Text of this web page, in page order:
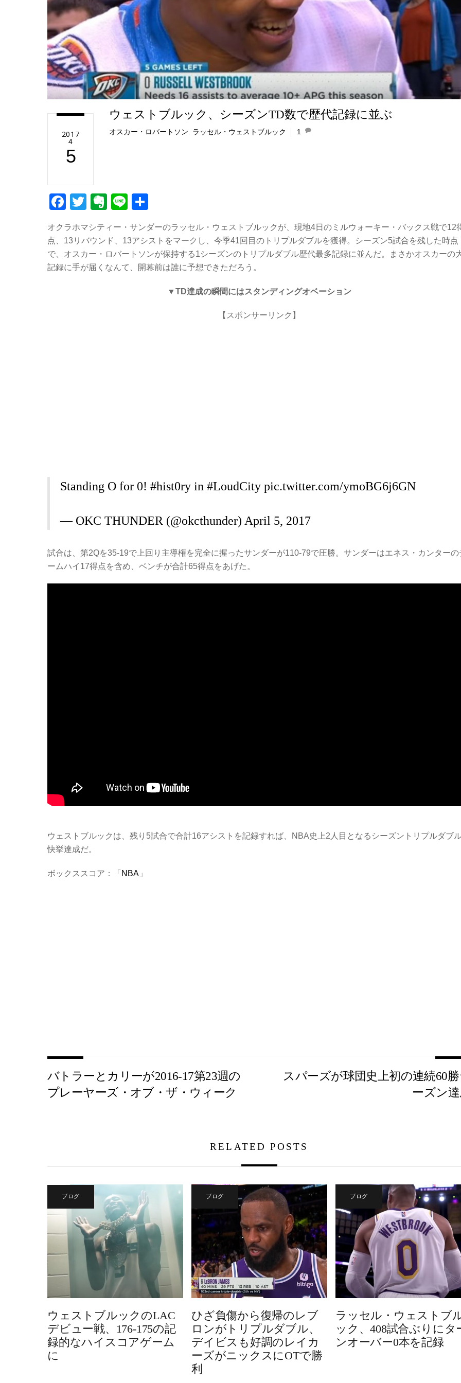
2017
4
5
ウェストブルック、シーズンTD数で歴代記録に並ぶ
オスカー・ロバートソン ラッセル・ウェストブルック 1
F
c
e
b
T
tt
er
E
er
n
ot
Li
e
オクラホマシティー・サンダーのラッセル・ウェストブルックが、現地4日のミルウォーキー・バックス戦で12
点、13リバウンド、13アシストをマークし、今季41回目のトリプルダブルを獲得。シーズン5試合を残した時点
で、オスカー・ロバートソンが保持する1シーズンのトリプルダブル歴代最多記録に並んだ。まさかオスカーの
記録に手が届くなんて、開幕前は誰に予想できただろう。
▼TD達成の瞬間にはスタンディングオベーション
【スポンサーリンク】
Standing O for 0!#hist0ry in#LoudCity pic.twitter.com/ymoBG6j6GN
— OKC THUNDER (@okcthunder)April 5, 2017
試合は、第2Qを35-19で上回り主導権を完全に握ったサンダーが110-79で圧勝。サンダーはエネス・カンターの
ームハイ17得点を含め、ベンチが合計65得点をあげた。
ウェストブルックは、残り5試合で合計16アシストを記録すれば、NBA史上2人目となるシーズントリプルダブ
快挙達成だ。
ボックススコア：「 NBA 」
バトラーとカリーが2016-17第23週の
プレーヤーズ・オブ・ザ・ウィーク
スパーズが球団史上初の連続60
ーズン
RELATED POSTS
ブログ
ウェストブルックのLAC
デビュー戦、176-175の記
録的なハイスコアゲーム
に
ブログ
ひざ負傷から復帰のレブ
ロンがトリプルダブル、
デイビスも好調のレイカ
ーズがニックスにOTで勝
利
ブログ
ラッセル・ウェストブ
ック、408試合ぶりにタ
ンオーバー0本を記録